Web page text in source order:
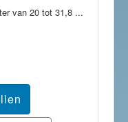
van 20 tot 31,8 ...